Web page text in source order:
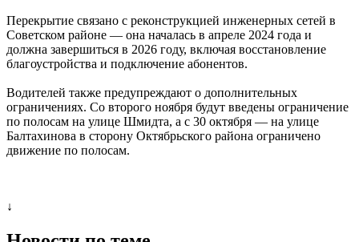
Перекрытие связано с реконструкцией инженерных сетей в
Советском районе — она началась в апреле 2024 года и
должна завершиться в 2026 году, включая восстановление
благоустройства и подключение абонентов.
Водителей также предупреждают о дополнительных
ограничениях. Со второго ноября будут введены ограничение
по полосам на улице Шмидта, а с 30 октября — на улице
Балтахинова в сторону Октябрьского района ограничено
движение по полосам.
↓